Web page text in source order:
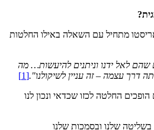
מתחיל עם השאלה באילו החלטות
שהם לאל ידנו וניתנים להיעשות… מה
דרך עצמה – זה עניין לשיקולנו".[1]
החלטה לכזו שכדאי ונכון לנו
שלנו ובסמכות שלנו